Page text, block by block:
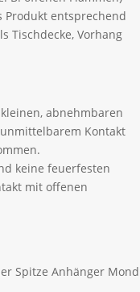
Produkt entsprechend
Tischdecke, Vorhang
abnehmbaren
Kontakt
keine feuerfesten
mit offenen
Spitze Anhänger Mond